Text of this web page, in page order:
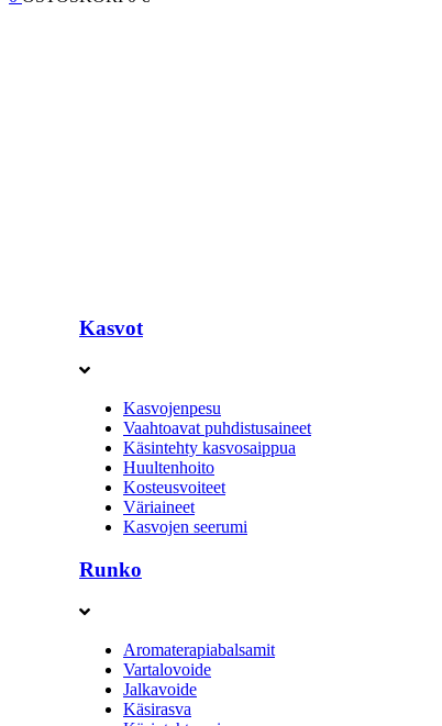
Kasvot
Kasvojenpesu
Vaahtoavat puhdistusaineet
Käsintehty kasvosaippua
Huultenhoito
Kosteusvoiteet
Väriaineet
Kasvojen seerumi
Runko
Aromaterapiabalsamit
Vartalovoide
Jalkavoide
Käsirasva